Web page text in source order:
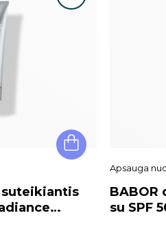
suteikiantis
Apsauga
BABOR
su SPF